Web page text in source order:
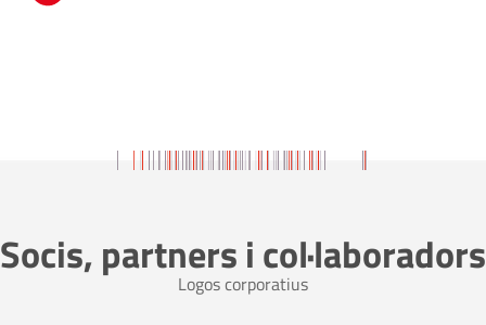
Socis, partners i col·laboradors
Logos corporatius